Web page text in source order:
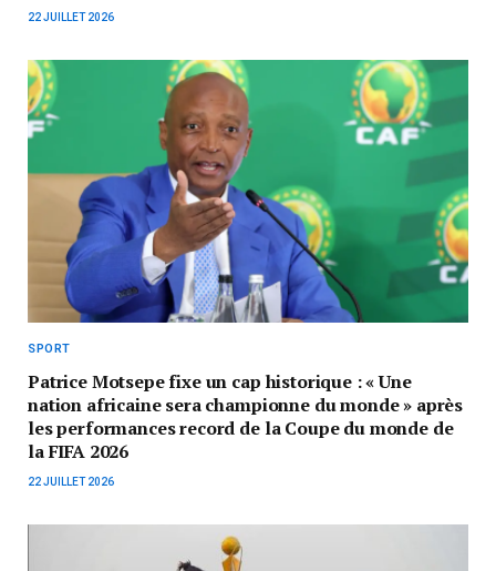
22 JUILLET 2026
SPORT
Patrice Motsepe fixe un cap historique : « Une
nation africaine sera championne du monde » après
les performances record de la Coupe du monde de
la FIFA 2026
22 JUILLET 2026